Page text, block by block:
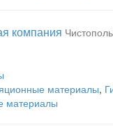
компания
материалы,
материалы